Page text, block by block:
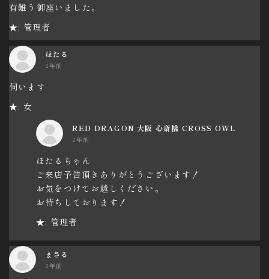
有難う御座いました。
★: 管理者
ほたる
2年前
伺います
★: 女
RED DRAGON 大阪 心斎橋 CROSS OWL
2年前
ほたるちゃん
ご来店予告頂きありがとうございます！
お気をつけてお越しください。
お待ちしております！
★: 管理者
まさる
2年前